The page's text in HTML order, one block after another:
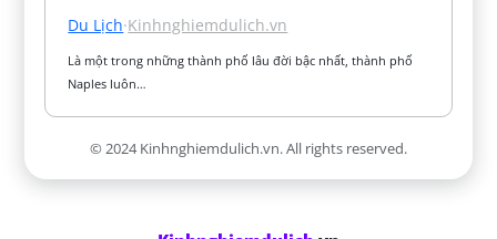
Du Lịch·Kinhnghiemdulich.vn
Là một trong những thành phố lâu đời bậc nhất, thành phố
Naples luôn…
© 2024 Kinhnghiemdulich.vn. All rights reserved.